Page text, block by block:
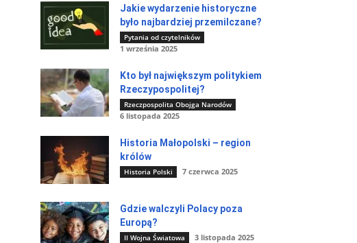
Jakie wydarzenie historyczne
było najbardziej przemilczane?
Pytania od czytelników
1 września 2025
Kto był największym politykiem
Rzeczypospolitej?
Rzeczpospolita Obojga Narodów
6 listopada 2025
Historia Małopolski – region
królów
Historia Polski 7 czerwca 2025
Gdzie walczyli Polacy poza
Europą?
II Wojna Światowa 3 listopada 2025